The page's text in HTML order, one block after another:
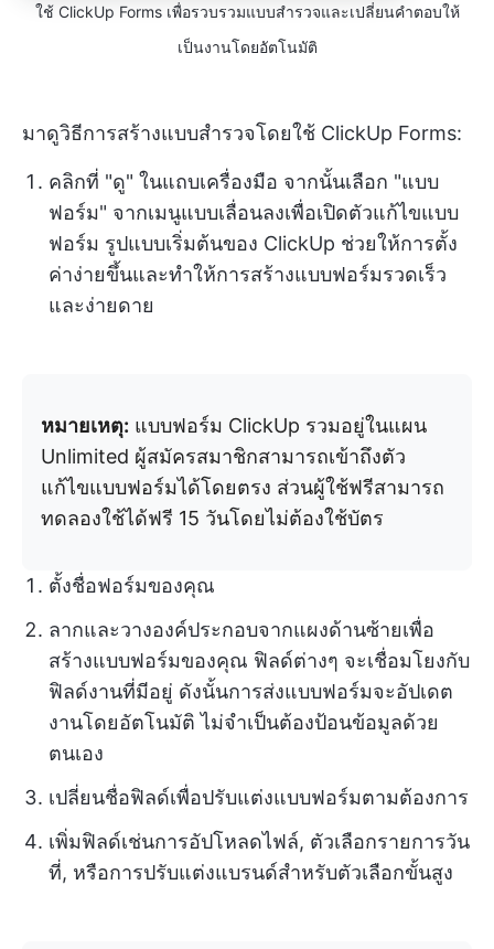
ใช้ ClickUp Forms เพื่อรวบรวมแบบสำรวจและเปลี่ยนคำตอบให้
เป็นงานโดยอัตโนมัติ
มาดูวิธีการสร้างแบบสำรวจโดยใช้ ClickUp Forms:
คลิกที่ "ดู" ในแถบเครื่องมือ จากนั้นเลือก "แบบ
ฟอร์ม" จากเมนูแบบเลื่อนลงเพื่อเปิดตัวแก้ไขแบบ
ฟอร์ม รูปแบบเริ่มต้นของ ClickUp ช่วยให้การตั้ง
ค่าง่ายขึ้นและทำให้การสร้างแบบฟอร์มรวดเร็ว
และง่ายดาย
หมายเหตุ: แบบฟอร์ม ClickUp รวมอยู่ในแผน
Unlimited ผู้สมัครสมาชิกสามารถเข้าถึงตัว
แก้ไขแบบฟอร์มได้โดยตรง ส่วนผู้ใช้ฟรีสามารถ
ทดลองใช้ได้ฟรี 15 วันโดยไม่ต้องใช้บัตร
ตั้งชื่อฟอร์มของคุณ
ลากและวางองค์ประกอบจากแผงด้านซ้ายเพื่อ
สร้างแบบฟอร์มของคุณ ฟิลด์ต่างๆ จะเชื่อมโยงกับ
ฟิลด์งานที่มีอยู่ ดังนั้นการส่งแบบฟอร์มจะอัปเดต
งานโดยอัตโนมัติ ไม่จำเป็นต้องป้อนข้อมูลด้วย
ตนเอง
เปลี่ยนชื่อฟิลด์เพื่อปรับแต่งแบบฟอร์มตามต้องการ
เพิ่มฟิลด์เช่นการอัปโหลดไฟล์, ตัวเลือกรายการวัน
ที่, หรือการปรับแต่งแบรนด์สำหรับตัวเลือกขั้นสูง